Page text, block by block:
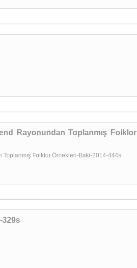
Rayonundan Toplanmış Folklor
Folklor Örnekleri-Baki-2014-444s
329s